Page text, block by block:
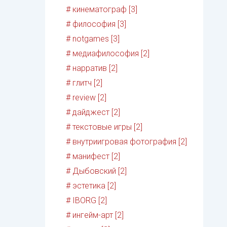
# кинематограф [3]
# философия [3]
# notgames [3]
# медиафилософия [2]
# нарратив [2]
# глитч [2]
# review [2]
# дайджест [2]
# текстовые игры [2]
# внутриигровая фотография [2]
# манифест [2]
# Дыбовский [2]
# эстетика [2]
# IBORG [2]
# ингейм-арт [2]